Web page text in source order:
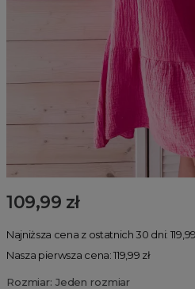
109,99 zł
Najniższa cena z ostatnich 30 dni:
Nasza pierwsza cena: 119,99 zł
Rozmiar: Jeden rozmiar